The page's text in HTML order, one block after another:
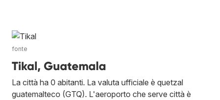
fonte
Tikal, Guatemala
La città ha 0 abitanti. La valuta ufficiale è quetzal
guatemalteco (GTQ). L'aeroporto che serve città è